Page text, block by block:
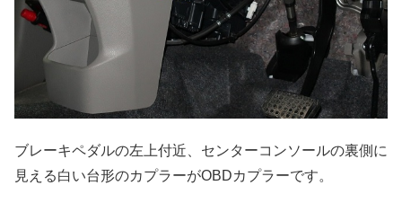
ブレーキペダルの左上付近、センターコンソールの裏側に
見える白い台形のカプラーがOBDカプラーです。